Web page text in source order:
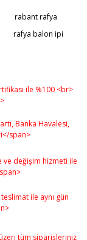
rabant rafya
rafya balon ipi